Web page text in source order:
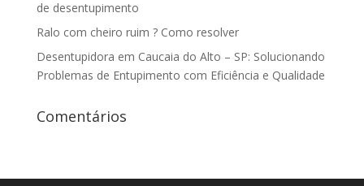
de desentupimento
Ralo com cheiro ruim ? Como resolver
Desentupidora em Caucaia do Alto – SP: Solucionando
Problemas de Entupimento com Eficiência e Qualidade
Comentários